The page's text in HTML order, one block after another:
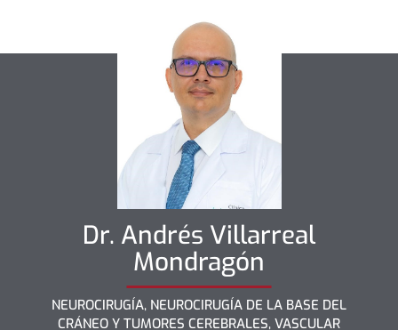
Dr. Andrés Villarreal
Mondragón
NEUROCIRUGÍA, NEUROCIRUGÍA DE LA BASE DEL
CRÁNEO Y TUMORES CEREBRALES, VASCULAR